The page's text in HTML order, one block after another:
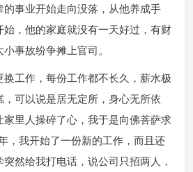
事业开始走向没落，从他养成手
，他的家庭就没有一天好过，有财
事故纷争摊上官司。
工作，每份工作都不长久，薪水极
可以说是居无定所，身心无所依
里人操碎了心，我于是向佛菩萨求
，我开始了一份新的工作，而且还
然给我打电话，说公司只招两人，